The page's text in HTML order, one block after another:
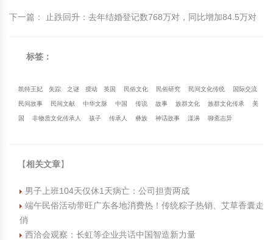
下一篇 ： 止跌回升：去年结婚登记数768万对，同比增加84.5万对
标签：
凯特王妃 失踪 之谜 搅动 英国 民俗文化 民俗研究 民间文化传统 国际交流
民间故事 民间文献 中华文脉 中国 传说 故事 族群文化 族群文化传承 美
国 非物质文化传承人 孩子 传承人 彝族 神话故事 漾濞 聊斋志异
【相关文章】
男子上班104天仅休1天病亡：公司担责两成
端午民俗活动带旺广东各地消费热！传统粽子热销、艾草香囊走
俏
西洽会观察：长虹等企业共话中国智造新力量